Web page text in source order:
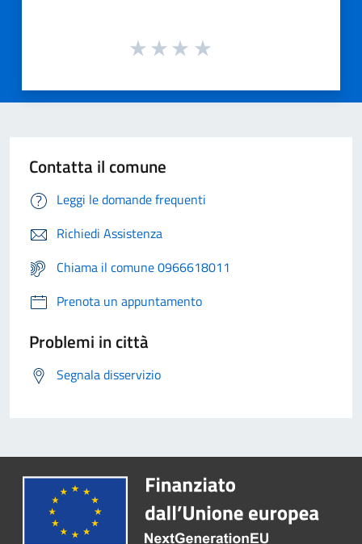
Contatta il comune
Leggi le domande frequenti
Richiedi Assistenza
Chiama il comune 0966618011
Prenota un appuntamento
Problemi in città
Segnala disservizio